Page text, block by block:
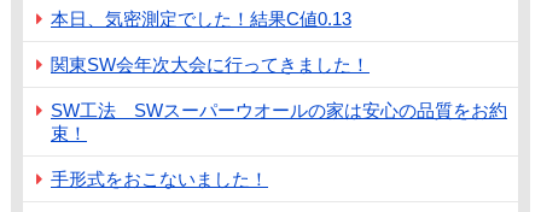
本日、気密測定でした！結果C値0.13
関東SW会年次大会に行ってきました！
SW工法 SWスーパーウオールの家は安心の品質をお約
束！
手形式をおこないました！